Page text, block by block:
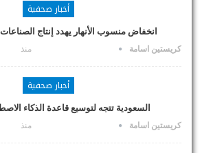
أخبار صحفية
انخفاض منسوب الأنهار يهدد إنتاج
كريستين اسامة منذ
أخبار صحفية
السعودية تتجه لتوسيع قاعدة الذكاء
كريستين اسامة منذ